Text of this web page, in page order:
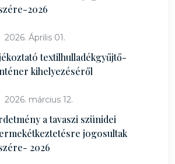
2026
2026. Április 01.
textilhulladékgyűjtő-
kihelyezéséről
2026. március 12.
a tavaszi szünidei
jogosultak
2026